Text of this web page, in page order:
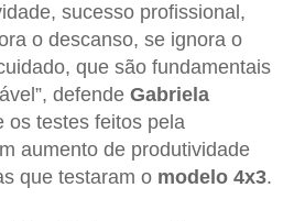
sucesso profissional,
o descanso, se ignora o
que são fundamentais
defende Gabriela
os testes feitos pela
aumento de produtividade
que testaram o modelo 4x3.